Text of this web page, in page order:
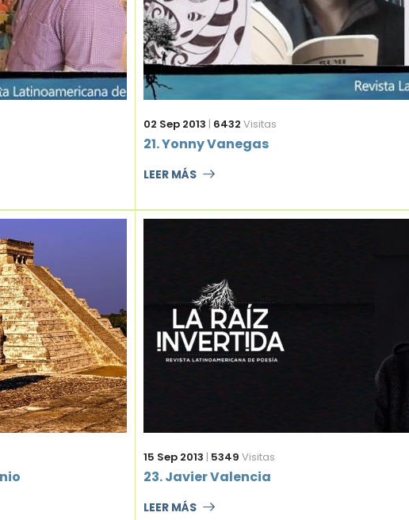
02 Sep 2013 | 6432 Visitas
21. Yonny Vanegas
LEER MÁS
15 Sep 2013 | 5349 Visitas
23. Javier Valencia
LEER MÁS